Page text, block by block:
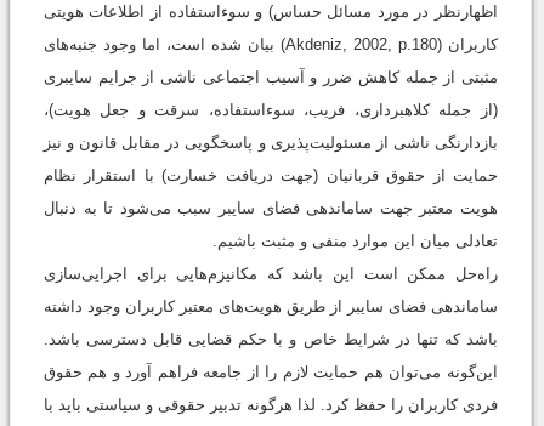
اظهارنظر در مورد مسائل حساس) و سوء‌استفاده از اطلاعات هویتی
کاربران (Akdeniz, 2002, p.180) بیان شده است، اما وجود جنبه‌های
مثبتی از جمله کاهش ضرر و آسیب اجتماعی ناشی از جرایم سایبری
(از جمله کلاهبرداری، فریب، سوءاستفاده، سرقت و جعل هویت)،
بازدارنگی ناشی از مسئولیت‌پذیری و پاسخگویی در مقابل قانون و نیز
حمایت از حقوق قربانیان (جهت دریافت خسارت) با استقرار نظام
هویت معتبر جهت ساماندهی فضای سایبر سبب می‌شود تا به دنبال
تعادلی میان این موارد منفی و مثبت باشیم.
راه‌حل ممکن است این باشد که مکانیزم‌هایی برای اجرایی‌سازی
ساماندهی فضای سایبر از طریق هویت‌های معتبر کاربران وجود داشته
باشد که تنها در شرایط خاص و با حکم قضایی قابل دسترسی باشد.
این‌گونه می‌توان هم حمایت لازم را از جامعه فراهم آورد و هم حقوق
فردی کاربران را حفظ کرد. لذا هرگونه تدبیر حقوقی و سیاستی باید با